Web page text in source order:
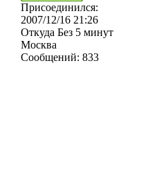
Присоединился:
2007/12/16 21:26
Откуда Без 5 минут
Москва
Сообщений: 833